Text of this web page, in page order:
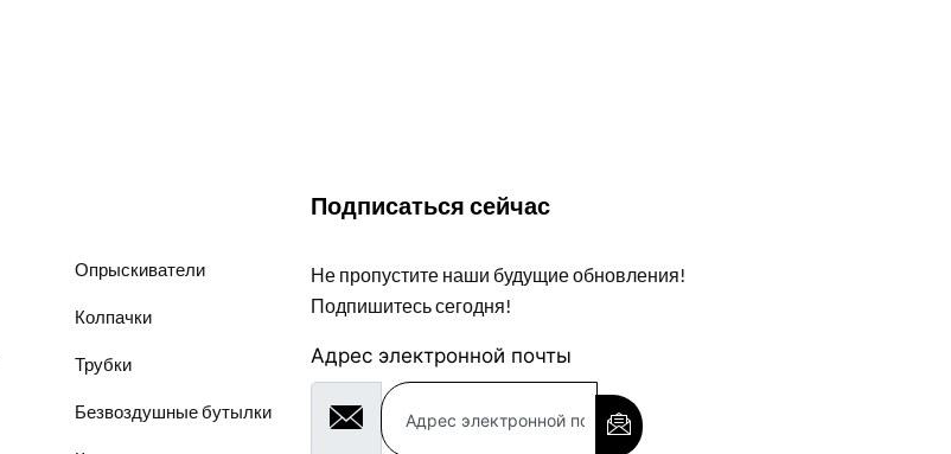
Опрыскиватели
Колпачки
Трубки
Безвоздушные бутылки
Подписаться сейчас
Не пропустите наши будущие обновления!
Подпишитесь сегодня!
Адрес электронной почты